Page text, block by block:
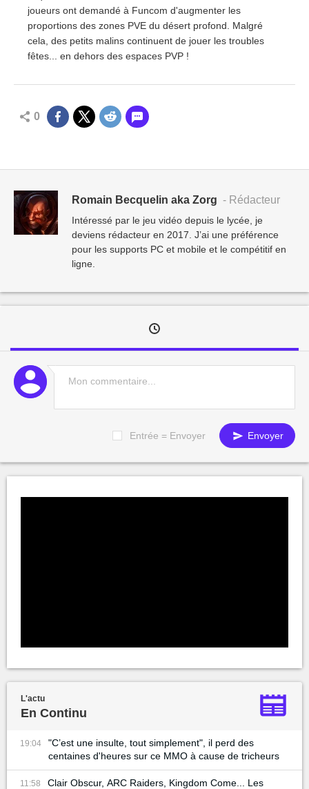
joueurs ont demandé à Funcom d'augmenter les
proportions des zones PVE du désert profond. Malgré
cela, des petits malins continuent de jouer les troubles
fêtes... en dehors des espaces PVP !
0
Romain Becquelin aka Zorg - Rédacteur
Intéressé par le jeu vidéo depuis le lycée, je
deviens rédacteur en 2017. J’ai une préférence
pour les supports PC et mobile et le compétitif en
ligne.
Entrée = Envoyer Envoyer
L'actu
En Continu
19:04
"C’est une insulte, tout simplement", il perd des
centaines d'heures sur ce MMO à cause de tricheurs
11:58
Clair Obscur, ARC Raiders, Kingdom Come... Les